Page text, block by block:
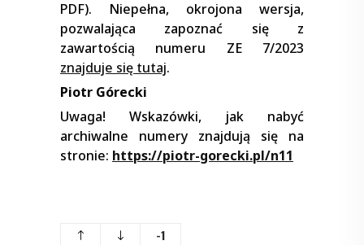
PDF). Niepełna, okrojona wersja,
pozwalająca zapoznać się z
zawartością numeru ZE 7/2023
znajduje się tutaj.
Piotr Górecki
Uwaga! Wskazówki, jak nabyć
archiwalne numery znajdują się na
stronie: https://piotr-gorecki.pl/n11
-1